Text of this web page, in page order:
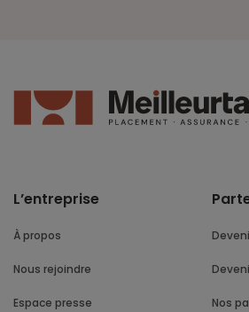
L’entreprise
À propos
Nous rejoindre
Espace presse Nos